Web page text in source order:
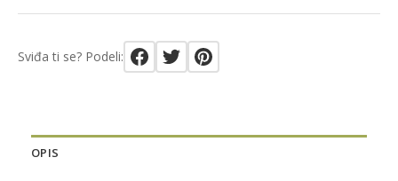
Sviđa ti se? Podeli:
OPIS